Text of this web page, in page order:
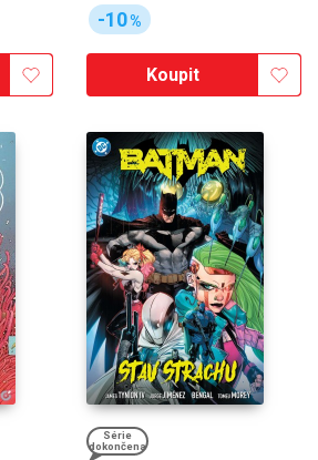
-10%
Koupit
Série
dokončena